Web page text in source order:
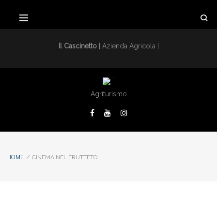
Il Cascinetto| Azienda Agricola |
Agriturismo
HOME / CINEMA NEL FRUTTETO